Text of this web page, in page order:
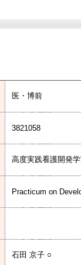
医・博前
3821058
高度実践看護開発
Practicum on
石田 京子 ○